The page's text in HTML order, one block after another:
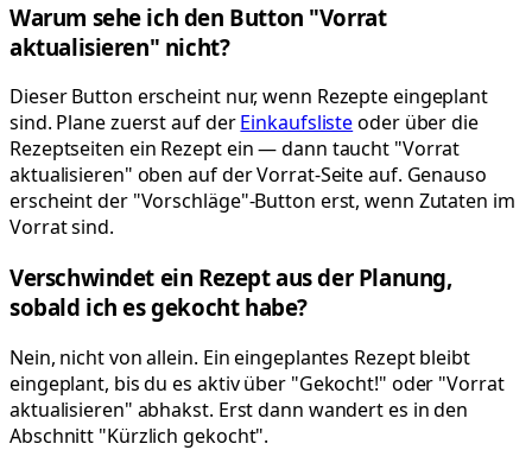
Warum sehe ich den Button "Vorrat
aktualisieren" nicht?
Dieser Button erscheint nur, wenn Rezepte eingeplant
sind. Plane zuerst auf derEinkaufslisteoder über die
Rezeptseiten ein Rezept ein — dann taucht "Vorrat
aktualisieren" oben auf der Vorrat-Seite auf. Genauso
erscheint der "Vorschläge"-Button erst, wenn Zutaten im
Vorrat sind.
Verschwindet ein Rezept aus der Planung,
sobald ich es gekocht habe?
Nein, nicht von allein. Ein eingeplantes Rezept bleibt
eingeplant, bis du es aktiv über "Gekocht!" oder "Vorrat
aktualisieren" abhakst. Erst dann wandert es in den
Abschnitt "Kürzlich gekocht".